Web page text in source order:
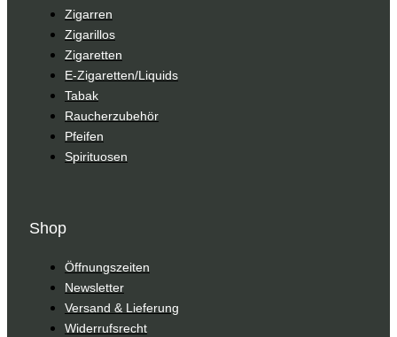
Zigarren
Zigarillos
Zigaretten
E-Zigaretten/Liquids
Tabak
Raucherzubehör
Pfeifen
Spirituosen
Shop
Öffnungszeiten
Newsletter
Versand & Lieferung
Widerrufsrecht